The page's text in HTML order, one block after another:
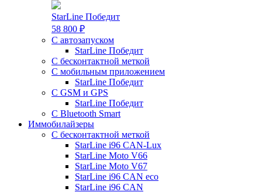
StarLine Победит
58 800 ₽
С автозапуском
StarLine Победит
С бесконтактной меткой
С мобильным приложением
StarLine Победит
С GSM и GPS
StarLine Победит
С Bluetooth Smart
Иммобилайзеры
С бесконтактной меткой
StarLine i96 CAN-Lux
StarLine Moto V66
StarLine Moto V67
StarLine i96 CAN eco
StarLine i96 CAN